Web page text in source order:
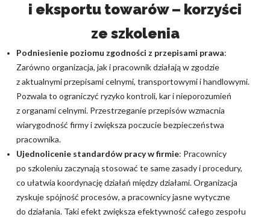
i eksportu towarów – korzyści
ze szkolenia
Podniesienie poziomu zgodności z przepisami prawa:
Zarówno organizacja, jak i pracownik działają w zgodzie
z aktualnymi przepisami celnymi, transportowymi i handlowymi.
Pozwala to ograniczyć ryzyko kontroli, kar i nieporozumień
z organami celnymi. Przestrzeganie przepisów wzmacnia
wiarygodność firmy i zwiększa poczucie bezpieczeństwa
pracownika.
Ujednolicenie standardów pracy w firmie: Pracownicy
po szkoleniu zaczynają stosować te same zasady i procedury,
co ułatwia koordynację działań między działami. Organizacja
zyskuje spójność procesów, a pracownicy jasne wytyczne
do działania. Taki efekt zwiększa efektywność całego zespołu